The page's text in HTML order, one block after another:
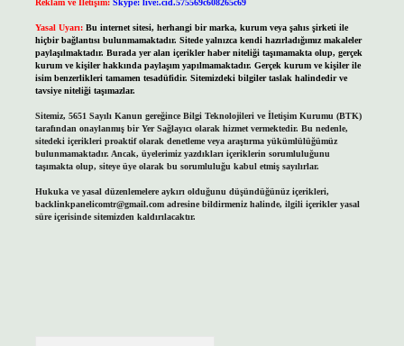
Reklam ve İletişim: Skype: live:.cid.575569c608265c69
Yasal Uyarı: Bu internet sitesi, herhangi bir marka, kurum veya şahıs şirketi ile
hiçbir bağlantısı bulunmamaktadır. Sitede yalnızca kendi hazırladığımız makaleler
paylaşılmaktadır. Burada yer alan içerikler haber niteliği taşımamakta olup, gerçek
kurum ve kişiler hakkında paylaşım yapılmamaktadır. Gerçek kurum ve kişiler ile
isim benzerlikleri tamamen tesadüfidir. Sitemizdeki bilgiler taslak halindedir ve
tavsiye niteliği taşımazlar.
Sitemiz, 5651 Sayılı Kanun gereğince Bilgi Teknolojileri ve İletişim Kurumu (BTK)
tarafından onaylanmış bir Yer Sağlayıcı olarak hizmet vermektedir. Bu nedenle,
sitedeki içerikleri proaktif olarak denetleme veya araştırma yükümlülüğümüz
bulunmamaktadır. Ancak, üyelerimiz yazdıkları içeriklerin sorumluluğunu
taşımakta olup, siteye üye olarak bu sorumluluğu kabul etmiş sayılırlar.
Hukuka ve yasal düzenlemelere aykırı olduğunu düşündüğünüz içerikleri,
backlinkpanelicomtr@gmail.comadresine bildirmeniz halinde, ilgili içerikler yasal
süre içerisinde sitemizden kaldırılacaktır.